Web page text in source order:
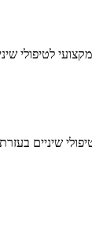
לטיפולי
שיניים